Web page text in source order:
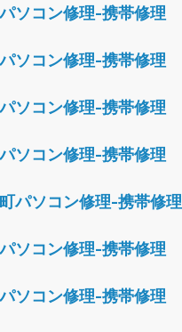
ソコン修理-携帯修理
ソコン修理-携帯修理
ソコン修理-携帯修理
ソコン修理-携帯修理
パソコン修理-携帯修理
ソコン修理-携帯修理
ソコン修理-携帯修理